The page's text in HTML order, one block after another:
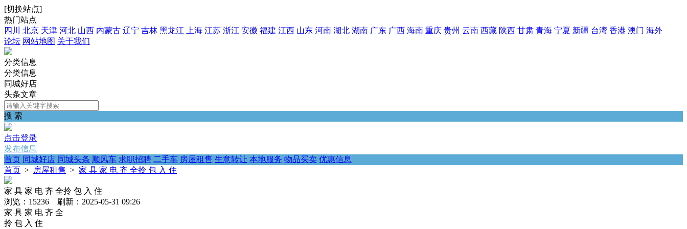
[切换站点]
热门站点
四川
北京 天津 河北 山西 内蒙古 辽宁 吉林 黑龙江 上海 江苏 浙江 安徽 福建 江西 山东 河南 湖北 湖南 广东 广西 海南 重庆 贵州 云南 西藏 陕西 甘肃 青海 宁夏 新疆 台湾 香港 澳门 海外
论坛 网站地图 关于我们
分类信息
分类信息
同城好店
头条文章
搜 索
点击登录
发布信息
首页 同城好店 同城头条 顺风车 求职招聘 二手车 房屋租售 生意转让 本地服务 物品买卖 优惠信息
首页 > 房屋租售 > 家 具 家 电 齐 全拎 包 入 住
家 具 家 电 齐 全拎 包 入 住
浏览：15236 刷新：2025-05-31 09:26
家 具 家 电 齐 全
拎 包 入 住